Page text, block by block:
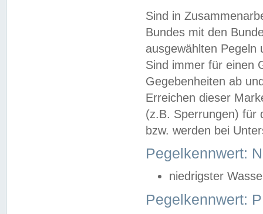
Sind in
Bundes mit den
ausgewählten
Sind immer für einen
Gegebenheiten ab
Erreichen dieser
(z.B. Sperrungen) für
bzw. werden bei
Pegelkennwert:
niedrigster
Pegelkennwert: